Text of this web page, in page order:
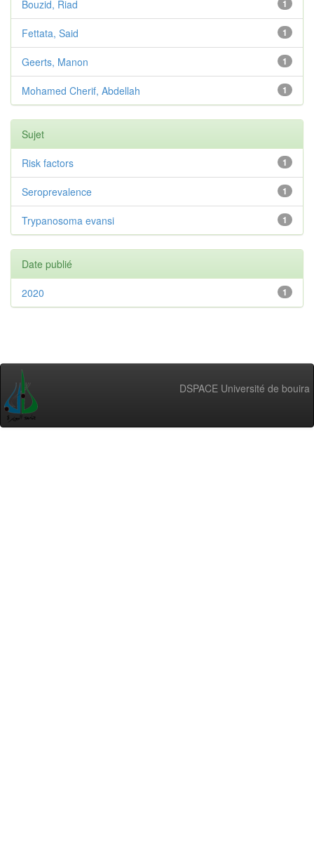
1
Bouzid, Riad
1
Fettata, Said
1
Geerts, Manon
1
Mohamed Cherif, Abdellah
Sujet
1
Risk factors
1
Seroprevalence
1
Trypanosoma evansi
Date publié
1
2020
DSPACE Université de bouira